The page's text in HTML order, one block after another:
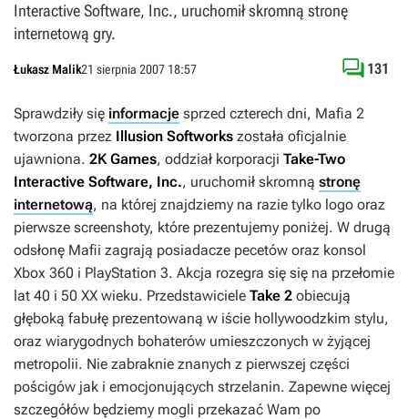
Interactive Software, Inc., uruchomił skromną stronę
internetową gry.
Łukasz Malik21 sierpnia 2007 18:57  131
Sprawdziły się informacje sprzed czterech dni, Mafia 2
tworzona przez Illusion Softworks została oficjalnie
ujawniona. 2K Games, oddział korporacji Take-Two
Interactive Software, Inc., uruchomił skromną stronę
internetową, na której znajdziemy na razie tylko logo oraz
pierwsze screenshoty, które prezentujemy poniżej. W drugą
odsłonę Mafii zagrają posiadacze pecetów oraz konsol
Xbox 360 i PlayStation 3. Akcja rozegra się się na przełomie
lat 40 i 50 XX wieku. Przedstawiciele Take 2 obiecują
głęboką fabułę prezentowaną w iście hollywoodzkim stylu,
oraz wiarygodnych bohaterów umieszczonych w żyjącej
metropolii. Nie zabraknie znanych z pierwszej części
pościgów jak i emocjonujących strzelanin. Zapewne więcej
szczegółów będziemy mogli przekazać Wam po